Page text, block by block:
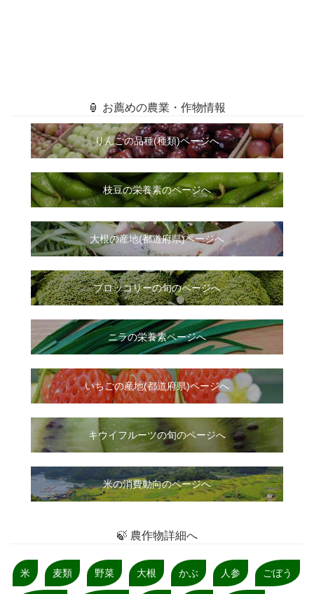
🏮 お薦めの農業・作物情報
りんごの品種(種類)ページへ
枝豆の栄養素のページへ
大根の産地(都道府県)ページへ
ブロッコリーの旬のページへ
ニラの栄養素ページへ
いちごの産地(都道府県)ページへ
キウイフルーツの旬のページへ
米の消費動向のページへ
🍃 農作物詳細へ
米 麦類 野菜 大根 かぶ 人参 ごぼう